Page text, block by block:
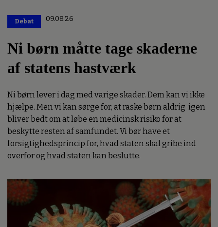
Debat 09.08.26
Ni børn måtte tage skaderne
af statens hastværk
Ni børn lever i dag med varige skader. Dem kan vi ikke
hjælpe. Men vi kan sørge for, at raske børn aldrig igen
bliver bedt om at løbe en medicinsk risiko for at
beskytte resten af samfundet. Vi bør have et
forsigtighedsprincip for, hvad staten skal gribe ind
overfor og hvad staten kan beslutte.